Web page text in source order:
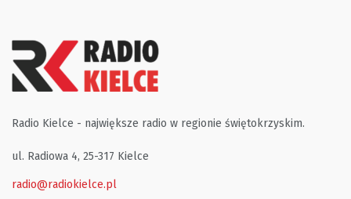
Radio Kielce - największe radio w regionie świętokrzyskim.
ul. Radiowa 4, 25-317 Kielce
radio@radiokielce.pl